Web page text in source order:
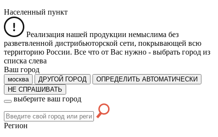
Населенный пункт
Реализация нашей продукции немыслима без
разветвленной дистрибьюторской сети, покрывающей всю
территорию России. Все что от Вас нужно - выбрать город из
списка слева
Ваш город
москва ДРУГОЙ ГОРОД
ОПРЕДЕЛИТЬ АВТОМАТИЧЕСКИ
НЕ СПРАШИВАТЬ
выберите ваш город
Регион